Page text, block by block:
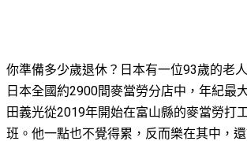
你準備多少歲退休？日本有一位93歲的老
日本全國約2900間麥當勞分店中，年紀最
田義光從2019年開始在富山縣的麥當勞打
班。他一點也不覺得累，反而樂在其中，